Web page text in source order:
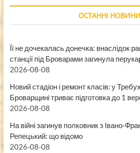
ОСТАННІ НОВИНИ
Її не дочекалась донечка: внаслідок
станції під Броварами загинула
2026-08-08
Новий стадіон і ремонт класів: у
Броварщині триває підготовка до 1
2026-08-08
На війні загинув полковник з Івано-
Репецький: що відомо
2026-08-08